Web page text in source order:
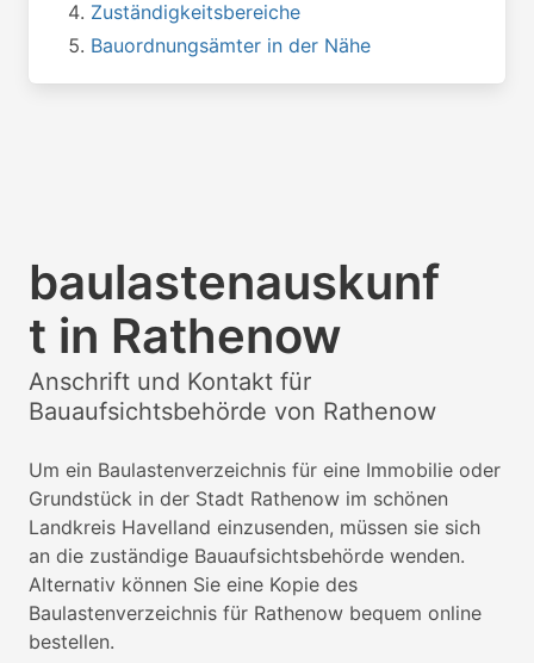
Zuständigkeitsbereiche
Bauordnungsämter in der Nähe
baulastenauskunf
t in Rathenow
Anschrift und Kontakt für
Bauaufsichtsbehörde von Rathenow
Um ein Baulastenverzeichnis für eine Immobilie oder
Grundstück in der Stadt Rathenow im schönen
Landkreis Havelland einzusenden, müssen sie sich
an die zuständige Bauaufsichtsbehörde wenden.
Alternativ können Sie eine Kopie des
Baulastenverzeichnis für Rathenow bequem online
bestellen.